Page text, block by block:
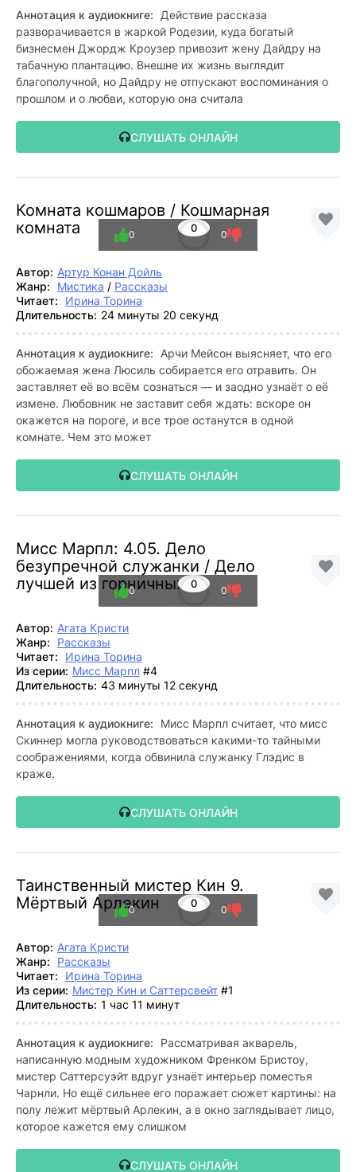
Аннотация к аудиокниге:
Действие рассказа
разворачивается в жаркой Родезии, куда богатый
бизнесмен Джордж Кроузер привозит жену Дайдру на
табачную плантацию. Внешне их жизнь выглядит
благополучной, но Дайдру не отпускают воспоминания о
прошлом и о любви, которую она считала
СЛУШАТЬ ОНЛАЙН
Комната кошмаров / Кошмарная
комната
0
0 0
Автор: Артур Конан Дойль
Жанр:
Мистика / Рассказы
Читает:
Ирина Торина
Длительность: 24 минуты 20 секунд
Аннотация к аудиокниге:
Арчи Мейсон выясняет, что его
обожаемая жена Люсиль собирается его отравить. Он
заставляет её во всём сознаться — и заодно узнаёт о её
измене. Любовник не заставит себя ждать: вскоре он
окажется на пороге, и все трое останутся в одной
комнате. Чем это может
СЛУШАТЬ ОНЛАЙН
Мисс Марпл: 4.05. Дело
безупречной служанки / Дело
лучшей из горничных 0
0 0
Автор: Агата Кристи
Жанр:
Рассказы
Читает:
Ирина Торина
Из серии: Мисс Марпл #4
Длительность: 43 минуты 12 секунд
Аннотация к аудиокниге:
Мисс Марпл считает, что мисс
Скиннер могла руководствоваться какими-то тайными
соображениями, когда обвинила служанку Глэдис в
краже.
СЛУШАТЬ ОНЛАЙН
Таинственный мистер Кин 9.
Мёртвый Арлекин
0
0 0
Автор: Агата Кристи
Жанр:
Рассказы
Читает:
Ирина Торина
Из серии: Мистер Кин и Саттерсвейт #1
Длительность: 1 час 11 минут
Аннотация к аудиокниге:
Рассматривая акварель,
написанную модным художником Френком Бристоу,
мистер Саттерсуэйт вдруг узнаёт интерьер поместья
Чарнли. Но ещё сильнее его поражает сюжет картины: на
полу лежит мёртвый Арлекин, а в окно заглядывает лицо,
которое кажется ему слишком
СЛУШАТЬ ОНЛАЙН